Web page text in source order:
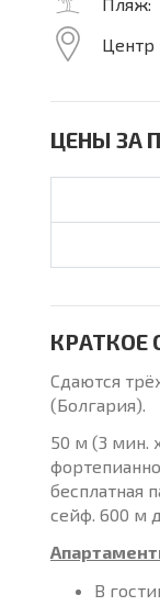
Центр
ЦЕНЫ ЗА
КРАТКОЕ
Сдаются
(Болгария).
50 м (3 мин.
бесплатная
сейф. 600 м
В